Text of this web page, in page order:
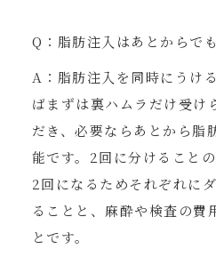
Q：脂肪注入はあとからで
A：脂肪注入を同時にうけ
ばまずは裏ハムラだけ受け
だき、必要ならあとから脂
能です。2回に分けること
2回になるためそれぞれに
ることと、麻酔や検査の費
とです。